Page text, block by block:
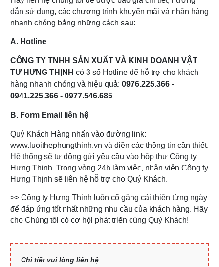
dẫn sử dụng, các chương trình khuyến mãi và nhận hàng
nhanh chóng bằng những cách sau:
A. Hotline
CÔNG TY TNHH SẢN XUẤT VÀ KINH DOANH VẬT
TƯ HƯNG THỊNH có 3 số Hotline để hỗ trợ cho khách
hàng nhanh chóng và hiệu quả: 0976.225.366 -
0941.225.366 - 0977.546.685
B. Form Email liên hệ
Quý Khách Hàng nhấn vào đường link:
www.luoithephungthinh.vn và điền các thông tin cần thiết.
Hệ thống sẽ tự động gửi yêu cầu vào hộp thư Công ty
Hưng Thịnh. Trong vòng 24h làm việc, nhân viên Công ty
Hưng Thịnh sẽ liên hệ hỗ trợ cho Quý Khách.
>> Công ty Hưng Thịnh luôn cố gắng cải thiện từng ngày
để đáp ứng tốt nhất những nhu cầu của khách hàng. Hãy
cho Chúng tôi có cơ hội phát triển cùng Quý Khách!
Chi tiết vui lòng liên hệ